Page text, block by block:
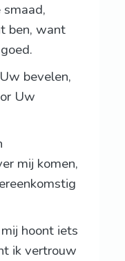
ben, want
bevelen,
Uw
mij komen,
hoont iets
ik vertrouw